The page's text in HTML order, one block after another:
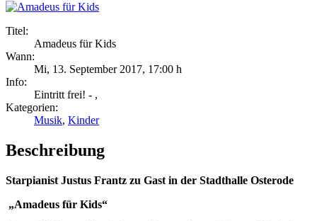
Titel:
Amadeus für Kids
Wann:
Mi, 13. September 2017, 17:00 h
Info:
Eintritt frei! - ,
Kategorien:
Musik, Kinder
Beschreibung
Starpianist Justus Frantz zu Gast in der Stadthalle Osterode
„Amadeus für Kids“